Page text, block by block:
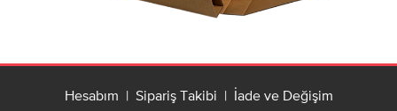
Hesabım | Sipariş Takibi | İade ve Değişim